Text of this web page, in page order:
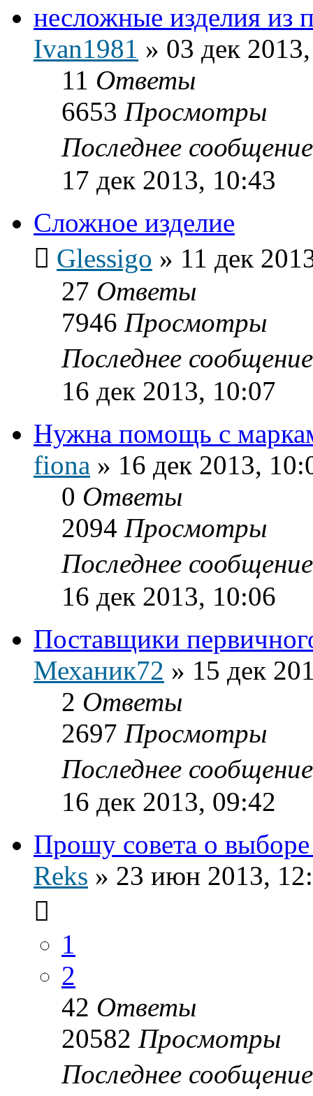
несложные изделия из
Ivan1981 » 03 дек
11 Ответы
6653 Просмотры
Последнее
17 дек 2013, 10:43
Сложное изделие
Glessigo » 11 дек
27 Ответы
7946 Просмотры
Последнее
16 дек 2013, 10:07
Нужна помощь с
fiona » 16 дек 2013,
0 Ответы
2094 Просмотры
Последнее
16 дек 2013, 10:06
Поставщики
Механик72 » 15 дек
2 Ответы
2697 Просмотры
Последнее
16 дек 2013, 09:42
Прошу совета о
Reks » 23 июн 2013,
1
2
42 Ответы
20582 Просмотры
Последнее